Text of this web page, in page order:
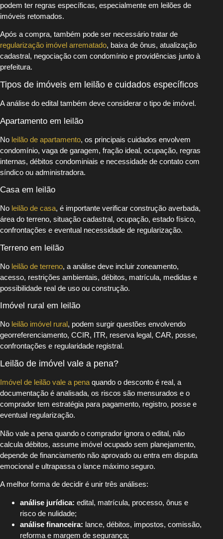
podem ter regras específicas, especialmente em leilões de
imóveis retomados.
Após a compra, também pode ser necessário tratar de
regularização imóvel arrematado, baixa de ônus, atualização
cadastral, negociação com condomínio e providências junto à
prefeitura.
Tipos de imóveis em leilão e cuidados específicos
A análise do edital também deve considerar o tipo de imóvel.
Apartamento em leilão
No leilão de apartamento, os principais cuidados envolvem
condomínio, vaga de garagem, fração ideal, ocupação, regras
internas, débitos condominiais e necessidade de contato com
síndico ou administradora.
Casa em leilão
No leilão de casa, é importante verificar construção averbada,
área do terreno, situação cadastral, ocupação, estado físico,
confrontações e eventual necessidade de regularização.
Terreno em leilão
No leilão de terreno, a análise deve incluir zoneamento,
acesso, restrições ambientais, débitos, matrícula, medidas e
possibilidade real de uso ou construção.
Imóvel rural em leilão
No leilão imóvel rural, podem surgir questões envolvendo
georreferenciamento, CCIR, ITR, reserva legal, CAR, posse,
confrontações e regularidade registral.
Leilão de imóvel vale a pena?
Imóvel de leilão vale a pena quando o desconto é real, a
documentação é analisada, os riscos são mensurados e o
comprador tem estratégia para pagamento, registro, posse e
eventual regularização.
Não vale a pena quando o comprador ignora o edital, não
calcula débitos, assume imóvel ocupado sem planejamento,
depende de financiamento não aprovado ou entra em disputa
emocional e ultrapassa o lance máximo seguro.
A melhor forma de decidir é unir três análises:
análise jurídica: edital, matrícula, processo, ônus e
risco de nulidade;
análise financeira: lance, débitos, impostos, comissão,
reforma e margem de segurança;